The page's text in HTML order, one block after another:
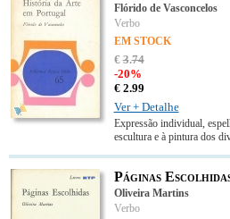
Flórido de Vasconcelos
Verbo
EM STOCK
€3.74
-20%
€ 2.99
Ver + Detalhe
Expressão individual,
escultura e à pintura dos
Páginas
Oliveira Martins
Verbo